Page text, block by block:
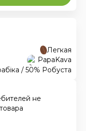
Легкая
PapaKava
/ 50% Робуста
не